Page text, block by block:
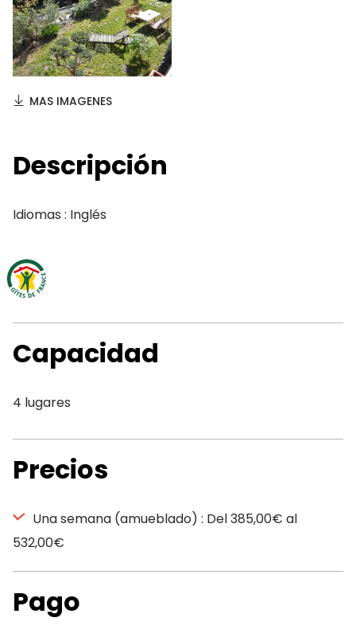
MAS IMAGENES
Descripción
Idiomas : Inglés
Capacidad
4 lugares
Precios
Una semana (amueblado) : Del 385,00€ al
532,00€
Pago